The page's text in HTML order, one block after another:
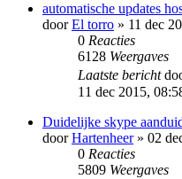
automatische updates
doorEl torro » 11 dec
0 Reacties
6128 Weergaves
Laatste bericht
11 dec 2015,
Duidelijke skype
doorHartenheer» 02
0 Reacties
5809 Weergaves